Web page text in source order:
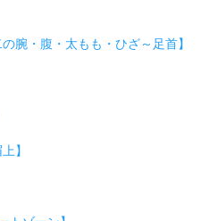
腕・腹・太もも・ひざ～足首】
】